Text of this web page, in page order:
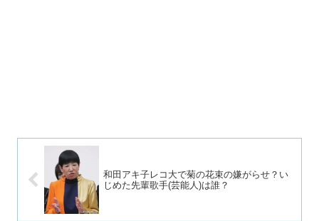
和田アキ子レコ大で菊の花束の嫌がらせ？い
じめた先輩歌手(芸能人)は誰？